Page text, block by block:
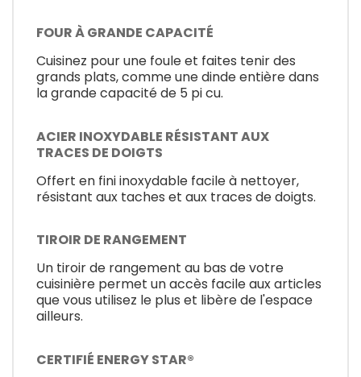
FOUR À GRANDE CAPACITÉ
Cuisinez pour une foule et faites tenir des
grands plats, comme une dinde entière dans
la grande capacité de 5 pi cu.
ACIER INOXYDABLE RÉSISTANT AUX
TRACES DE DOIGTS
Offert en fini inoxydable facile à nettoyer,
résistant aux taches et aux traces de doigts.
TIROIR DE RANGEMENT
Un tiroir de rangement au bas de votre
cuisinière permet un accès facile aux articles
que vous utilisez le plus et libère de l'espace
ailleurs.
CERTIFIÉ ENERGY STAR®